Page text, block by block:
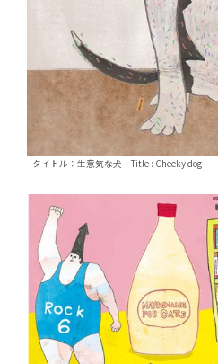
タイトル：生意気な犬 Title : Cheeky dog